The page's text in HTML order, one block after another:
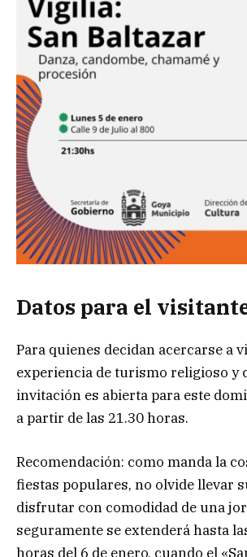
Datos para el
Para quienes decidan acercarse a
experiencia de turismo religioso y
invitación es abierta para este
a partir de las 21.30 horas.
Recomendación: como manda la
fiestas populares, no olvide llevar
disfrutar con comodidad de una
seguramente se extenderá hasta
horas del 6 de enero, cuando el